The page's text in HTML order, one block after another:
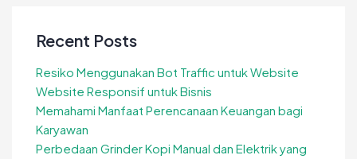
Recent Posts
Resiko Menggunakan Bot Traffic untuk Website
Website Responsif untuk Bisnis
Memahami Manfaat Perencanaan Keuangan bagi
Karyawan
Perbedaan Grinder Kopi Manual dan Elektrik yang